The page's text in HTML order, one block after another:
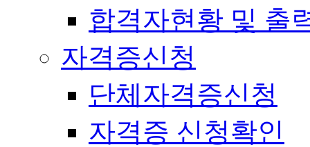
합격자현황 및 출
자격증신청
단체자격증신청
자격증 신청확인